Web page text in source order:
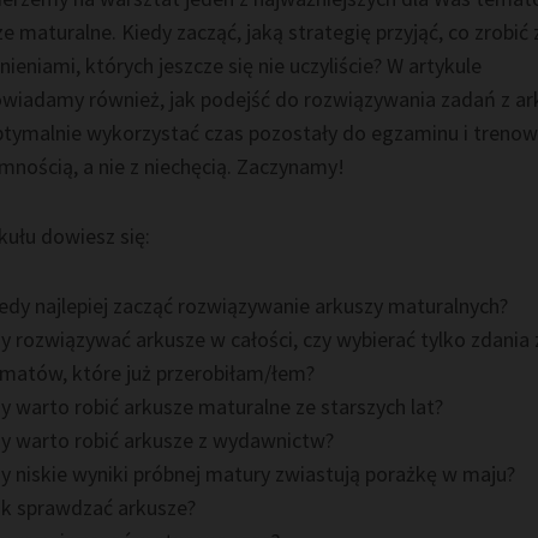
maturalne. Kiedy zacząć, jaką strategię przyjąć, co zrobić
których jeszcze się nie uczyliście? W artykule
również, jak podejść do rozwiązywania zadań z
wykorzystać czas pozostały do egzaminu i
a nie z niechęcią. Zaczynamy!
dowiesz się:
najlepiej zacząć rozwiązywanie arkuszy maturalnych?
rozwiązywać arkusze w całości, czy wybierać tylko zdania
które już przerobiłam/łem?
warto robić arkusze maturalne ze starszych lat?
warto robić arkusze z wydawnictw?
niskie wyniki próbnej matury zwiastują porażkę w maju?
sprawdzać arkusze?